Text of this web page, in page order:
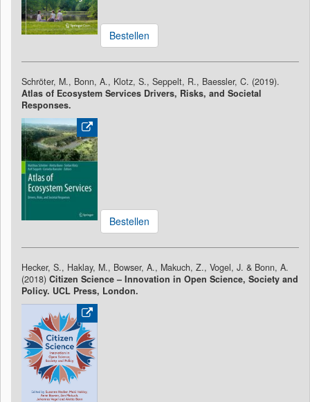
Bestellen
Schröter, M., Bonn, A., Klotz, S., Seppelt, R., Baessler, C. (2019).
Atlas of Ecosystem Services Drivers, Risks, and Societal
Responses.
Bestellen
Hecker, S., Haklay, M., Bowser, A., Makuch, Z., Vogel, J. & Bonn, A.
(2018) Citizen Science – Innovation in Open Science, Society and
Policy. UCL Press, London.